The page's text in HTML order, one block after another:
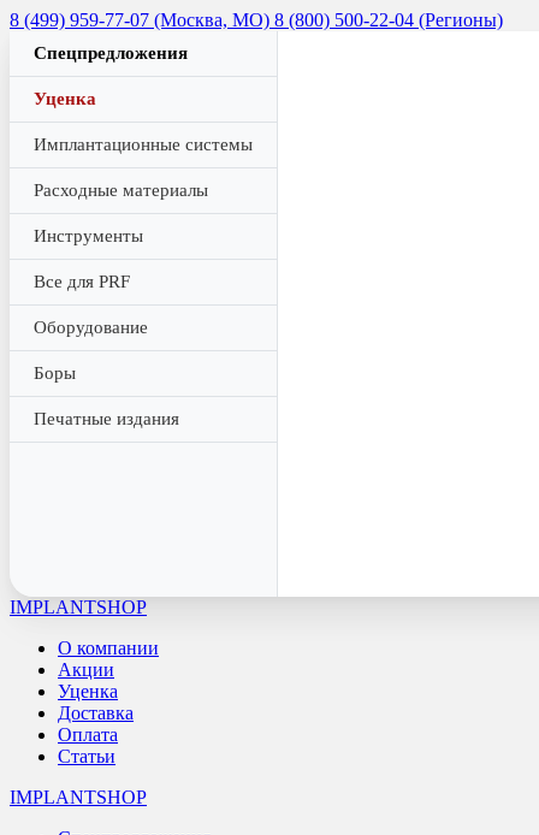
8 (499) 959-77-07 (Москва, МО) 8 (800) 500-22-04 (Регионы)
Спецпредложения
Уценка
Имплантационные системы
Расходные материалы
Инструменты
Все для PRF
Оборудование
Боры
Печатные издания
IMPLANTSHOP
О компании
Акции
Уценка
Доставка
Оплата
Статьи
IMPLANTSHOP